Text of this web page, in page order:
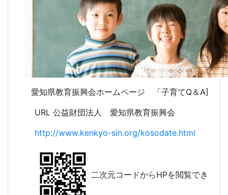
愛知県教育振興会ホームページ 「子育てQ＆A]
URL 公益財団法人 愛知県教育振興会
http://www.kenkyo-sin.org/kosodate.html
二次元コードからHPを閲覧でき